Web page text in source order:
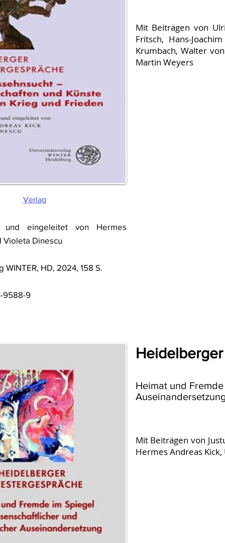
Mit Beiträgen von
Fritsch, Hans-
Krumbach, Walter
Martin Weyers
Verlag
und eingeleitet von Hermes
Violeta Dinescu
HD, 2024, 158 S.
9588-9
Heimat und
Mit Beiträgen von
Hermes Andreas